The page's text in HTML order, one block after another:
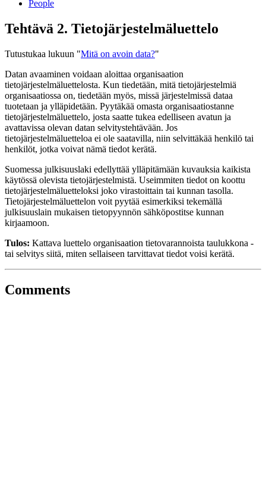
People
Tehtävä 2. Tietojärjestelmäluettelo
Tutustukaa lukuun "Mitä on avoin data?"
Datan avaaminen voidaan aloittaa organisaation
tietojärjestelmäluettelosta. Kun tiedetään, mitä tietojärjestelmiä
organisaatiossa on, tiedetään myös, missä järjestelmissä dataa
tuotetaan ja ylläpidetään. Pyytäkää omasta organisaatiostanne
tietojärjestelmäluettelo, josta saatte tukea edelliseen avatun ja
avattavissa olevan datan selvitystehtävään. Jos
tietojärjestelmäluetteloa ei ole saatavilla, niin selvittäkää henkilö tai
henkilöt, jotka voivat nämä tiedot kerätä.
Suomessa julkisuuslaki edellyttää ylläpitämään kuvauksia kaikista
käytössä olevista tietojärjestelmistä. Useimmiten tiedot on koottu
tietojärjestelmäluetteloksi joko virastoittain tai kunnan tasolla.
Tietojärjestelmäluettelon voit pyytää esimerkiksi tekemällä
julkisuuslain mukaisen tietopyynnön sähköpostitse kunnan
kirjaamoon.
Tulos: Kattava luettelo organisaation tietovarannoista taulukkona -
tai selvitys siitä, miten sellaiseen tarvittavat tiedot voisi kerätä.
Comments